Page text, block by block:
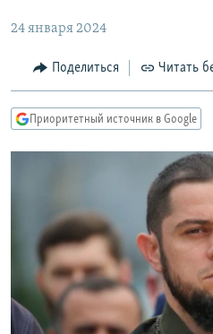
Вернутся
Вернутся
МНЕНИЯ
КУЛЬТУРА
КАВКАЗ.РЕАЛИИ
РАСПИСАНИЕ ВЕЩАНИЯ
ПОДПИШИТЕСЬ НА
СОЦИАЛЬНЫЕ СЕТИ
24 января 2024
Поделиться Читать
Приоритетный источник в Google